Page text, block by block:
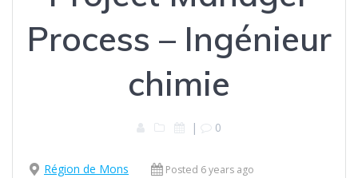
Process – Ingénieur
chimie
| 0
Région de Mons Posted 6 years ago